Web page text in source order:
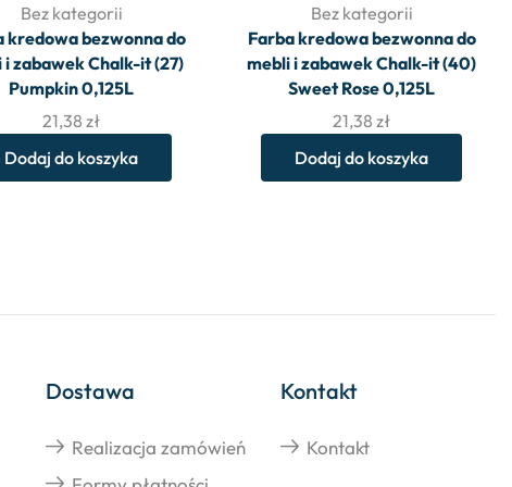
Bez kategorii
kredowa bezwonna do
i zabawek Chalk-it (27)
Pumpkin 0,125L
21,38zł
Dodaj do koszyka
Bez kategorii
Farba kredowa bezwonna do
mebli i zabawek Chalk-it (40)
Sweet Rose 0,125L
21,38zł
Dodaj do koszyka
Dostawa
Realizacja zamówień
Kontakt
Kontakt